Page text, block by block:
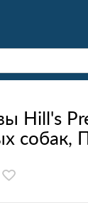
Hill's
собак,